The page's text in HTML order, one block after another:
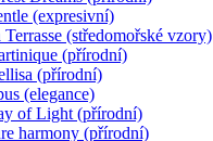
(expresivní)
Terrasse (středomořské vzory)
(přírodní)
(přírodní)
(elegance)
of Light (přírodní)
harmony (přírodní)